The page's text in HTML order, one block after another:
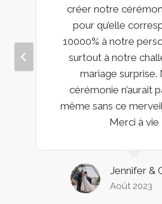
créer notre
pour qu’elle
10000% à notre
surtout à notre
mariage surprise.
cérémonie n’aurait
même sans ce
Merci à vie
Jennifer &
Août 2023